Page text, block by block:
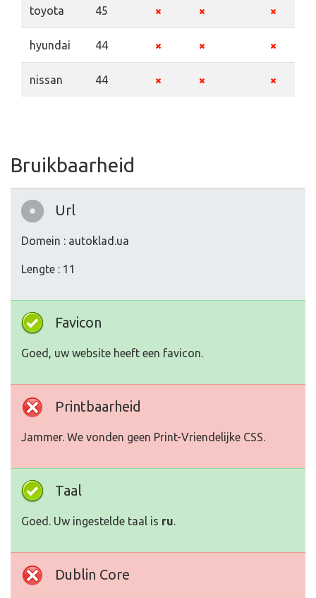
toyota 45
hyundai 44
nissan 44
Bruikbaarheid
Url
Domein : autoklad.ua
Lengte : 11
Favicon
Goed, uw website heeft een favicon.
Printbaarheid
Jammer. We vonden geen Print-Vriendelijke CSS.
Taal
Goed. Uw ingestelde taal is ru.
Dublin Core